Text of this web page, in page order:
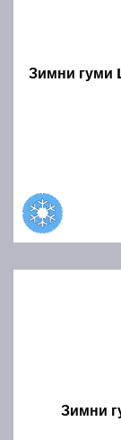
Зимни гуми
Зимни